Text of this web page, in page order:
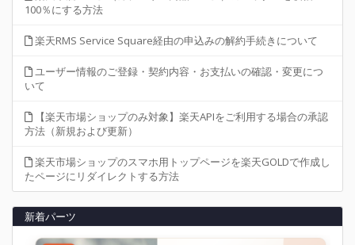
100％にする方法
楽天RMS Service Square経由の申込みの解約手続きについて
ユーザー情報のご登録・契約内容・お支払いの確認・変更につ
いて
【楽天市場ショップのみ対象】楽天APIをご利用する場合の承認
方法（新規および更新）
楽天市場ショップのスマホ用トップページを楽天GOLDで作成し
たページにリダイレクトする方法
新着パーツ